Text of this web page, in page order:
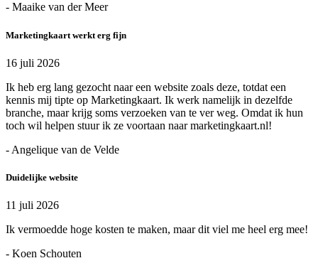
- Maaike van der Meer
Marketingkaart werkt erg fijn
16 juli 2026
Ik heb erg lang gezocht naar een website zoals deze, totdat een
kennis mij tipte op Marketingkaart. Ik werk namelijk in dezelfde
branche, maar krijg soms verzoeken van te ver weg. Omdat ik hun
toch wil helpen stuur ik ze voortaan naar marketingkaart.nl!
- Angelique van de Velde
Duidelijke website
11 juli 2026
Ik vermoedde hoge kosten te maken, maar dit viel me heel erg mee!
- Koen Schouten